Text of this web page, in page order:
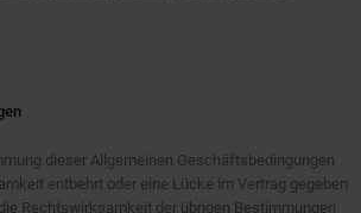
dieser Allgemeinen Geschäftsbedingungen
entbehrt oder eine Lücke im Vertrag gegeben
Rechtswirksamkeit der übrigen Bestimmungen